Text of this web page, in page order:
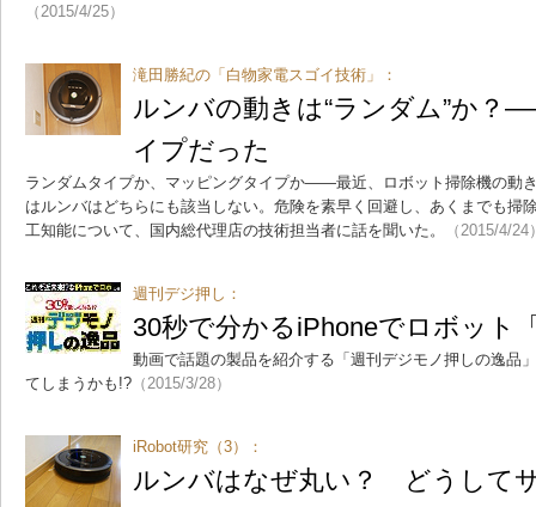
（2015/4/25）
滝田勝紀の「白物家電スゴイ技術」：
ルンバの動きは“ランダム”か？
イプだった
ランダムタイプか、マッピングタイプか――最近、ロボット掃除機の動
はルンバはどちらにも該当しない。危険を素早く回避し、あくまでも掃
工知能について、国内総代理店の技術担当者に話を聞いた。
（2015/4/24
週刊デジ押し：
30秒で分かるiPhoneでロボット
動画で話題の製品を紹介する「週刊デジモノ押しの逸品
てしまうかも!? （2015/3/28）
iRobot研究（3）：
ルンバはなぜ丸い？ どうして